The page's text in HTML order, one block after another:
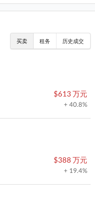
买卖 租务 历史成交
$613 万元
+ 40.8%
$388 万元
+ 19.4%